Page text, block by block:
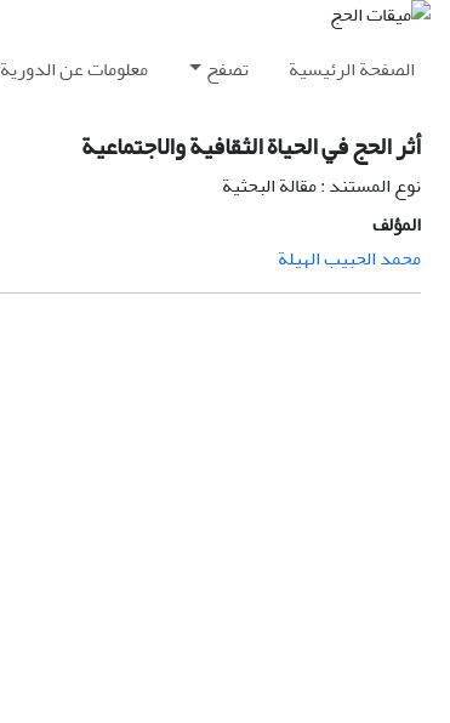
الصفحة الرئيسية تصفح معلومات عن الدورية
أثر الحج في الحياة الثقافية والاجتماعية
نوع المستند : مقالة البحثية
المؤلف
محمد الحبیب الهيلة